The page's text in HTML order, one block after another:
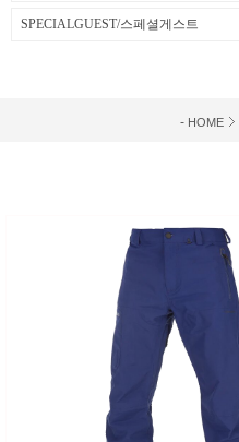
SPECIALGUEST/스페셜게스트
- HOME